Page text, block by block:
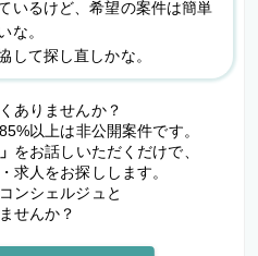
いるけど、希望の案件は簡単
な。
して探し直しかな。
ありませんか？
以上は非公開案件です。
をお話しいただくだけで、
求人をお探しします。
ンシェルジュと
せんか？